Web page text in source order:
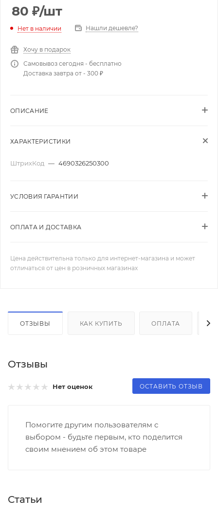
80 ₽/шт
Нет в наличии Нашли дешевле?
Хочу в подарок
Самовывоз сегодня - бесплатно
Доставка завтра от - 300 ₽
ОПИСАНИЕ
ХАРАКТЕРИСТИКИ
ШтрихКод — 4690326250300
УСЛОВИЯ ГАРАНТИИ
ОПЛАТА И ДОСТАВКА
Цена действительна только для интернет-магазина и может
отличаться от цен в розничных магазинах
ОТЗЫВЫ КАК КУПИТЬ ОПЛАТА
Отзывы
Нет оценок ОСТАВИТЬ ОТЗЫВ
Помогите другим пользователям с
выбором - будьте первым, кто поделится
своим мнением об этом товаре
Статьи